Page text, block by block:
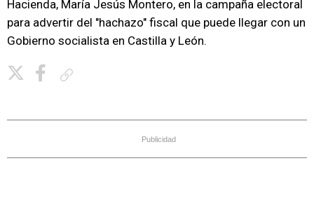
Hacienda, María Jesús Montero, en la campaña electoral
para advertir del "hachazo" fiscal que puede llegar con un
Gobierno socialista en Castilla y León.
Publicidad